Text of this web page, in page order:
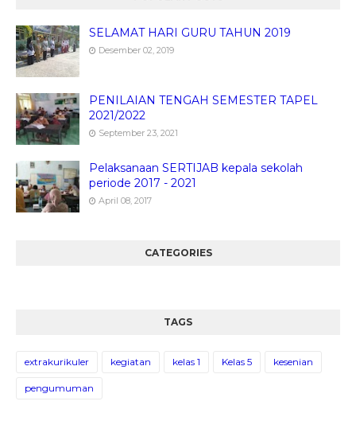
SELAMAT HARI GURU TAHUN 2019
Desember 02, 2019
PENILAIAN TENGAH SEMESTER TAPEL
2021/2022
September 23, 2021
Pelaksanaan SERTIJAB kepala sekolah
periode 2017 - 2021
April 08, 2017
CATEGORIES
TAGS
extrakurikuler kegiatan kelas 1 Kelas 5 kesenian
pengumuman